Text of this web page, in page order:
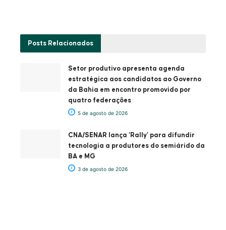
Posts Relacionados
Setor produtivo apresenta agenda
estratégica aos candidatos ao Governo
da Bahia em encontro promovido por
quatro federações
5 de agosto de 2026
CNA/SENAR lança ‘Rally’ para difundir
tecnologia a produtores do semiárido da
BA e MG
3 de agosto de 2026